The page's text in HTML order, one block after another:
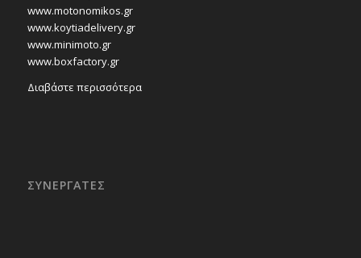
www.motonomikos.gr
www.koytiadelivery.gr
www.minimoto.gr
www.boxfactory.gr
Διαβάστε περισσότερα
ΣΥΝΕΡΓΑΤΕΣ